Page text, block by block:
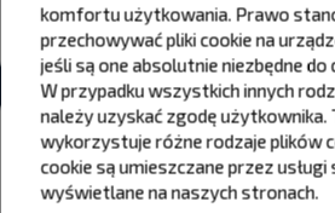
Губичи
Pogoda
11 12
komfortu użytkowania. Prawo
przechowywać pliki cookie na
jeśli są one absolutnie niezbędne do
W przypadku wszystkich innych
należy uzyskać zgodę użytkownika.
wykorzystuje różne rodzaje plików
cookie są umieszczane przez
wyświetlane na naszych stronach.